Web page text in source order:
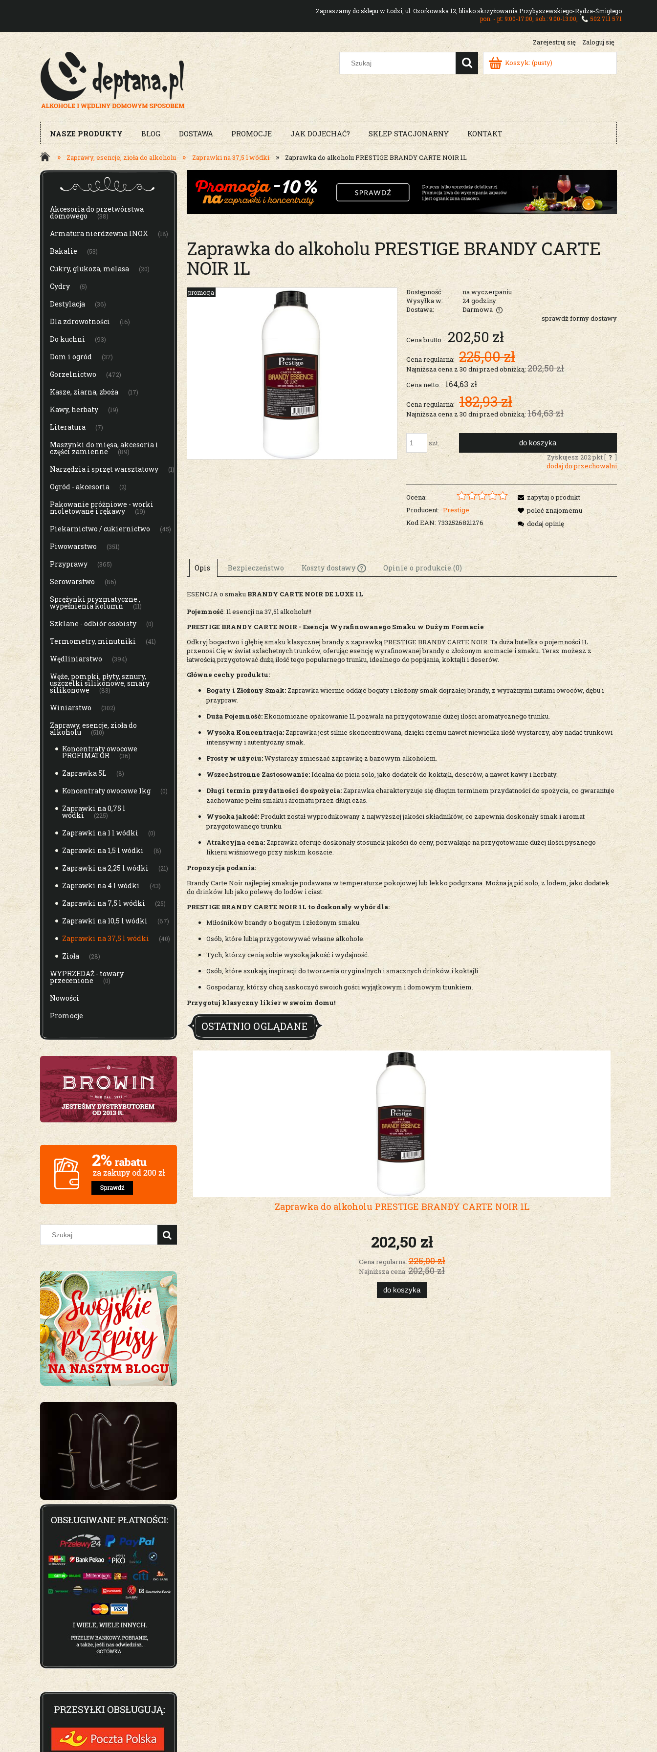
Zapraszamy do sklepu w Łodzi, ul. Ozorkowska 12, blisko skrzyżowania Przybyszewskiego-Rydza-Śmigłego
pon. - pt: 9:00-17:00, sob.: 9:00-13:00,
502 711 571
Zarejestruj się Zaloguj się
Koszyk: (pusty)
NASZE PRODUKTY BLOG DOSTAWA PROMOCJE JAK DOJECHAĆ? SKLEP STACJONARNY KONTAKT
» Zaprawy, esencje, zioła do alkoholu » Zaprawki na 37,5 l wódki » Zaprawka do alkoholu PRESTIGE BRANDY CARTE NOIR 1L
MENU
Akcesoria do przetwórstwa
domowego (38)
Armatura nierdzewna INOX (18)
Bakalie (53)
Cukry, glukoza, melasa (20)
Cydry (5)
Destylacja (36)
Dla zdrowotności (16)
Do kuchni (93)
Dom i ogród (37)
Gorzelnictwo (472)
Kasze, ziarna, zboża (17)
Kawy, herbaty (19)
Literatura (7)
Maszynki do mięsa, akcesoria i
części zamienne (89)
Narzędzia i sprzęt warsztatowy (1)
Ogród - akcesoria (2)
Pakowanie próżniowe - worki
moletowane i rękawy (19)
Piekarnictwo / cukiernictwo (45)
Piwowarstwo (351)
Przyprawy (365)
Serowarstwo (86)
Sprężynki pryzmatyczne ,
wypełnienia kolumn (11)
Szklane - odbiór osobisty (0)
Termometry, minutniki (41)
Wędliniarstwo (394)
Węże, pompki, płyty, sznury,
uszczelki silikonowe, smary
silikonowe (83)
Winiarstwo (302)
Zaprawy, esencje, zioła do
alkoholu (510)
Koncentraty owocowe
PROFIMATOR (36)
Zaprawka 5L (8)
Koncentraty owocowe 1kg (0)
Zaprawki na 0,75 l
wódki (225)
Zaprawki na 1 l wódki (0)
Zaprawki na 1,5 l wódki (8)
Zaprawki na 2,25 l wódki (21)
Zaprawki na 4 l wódki (43)
Zaprawki na 7,5 l wódki (25)
Zaprawki na 10,5 l wódki (67)
Zaprawki na 37,5 l wódki (40)
Zioła (28)
WYPRZEDAŻ - towary
przecenione (0)
Nowości
Promocje
Zaprawka do alkoholu PRESTIGE BRANDY CARTE
NOIR 1L
promocja Dostępność:
na wyczerpaniu
Wysyłka w:
24 godziny
Dostawa:
Darmowa
Cena nie zawiera ewentualnych
kosztów płatności
sprawdź formy dostawy
Cena brutto: 202,50 zł
Cena regularna: 225,00 zł
Najniższa cena z 30 dni przed obniżką:202,50 zł
Cena netto: 164,63 zł
Cena regularna: 182,93 zł
Najniższa cena z 30 dni przed obniżką:164,63 zł
szt. do koszyka
Zyskujesz 202pkt [ ? ]
dodaj do przechowalni
Ocena:
Producent: Prestige
Kod EAN: 7332526821276
zapytaj o produkt
poleć znajomemu
dodaj opinię
Opis Bezpieczeństwo Koszty dostawy
Cena nie zawiera
ewentualnych kosztów
płatności
Opinie o produkcie (0)
ESENCJA o smaku BRANDY CARTE NOIR DE LUXE 1L
Pojemność: 1l esencji na 37,5l alkoholu!!!
PRESTIGE BRANDY CARTE NOIR - Esencja Wyrafinowanego Smaku w Dużym Formacie
Odkryj bogactwo i głębię smaku klasycznej brandy z zaprawką PRESTIGE BRANDY CARTE NOIR. Ta duża butelka o pojemności 1L
przenosi Cię w świat szlachetnych trunków, oferując esencję wyrafinowanej brandy o złożonym aromacie i smaku. Teraz możesz z
łatwością przygotować dużą ilość tego popularnego trunku, idealnego do popijania, koktajli i deserów.
Główne cechy produktu:
Bogaty i Złożony Smak: Zaprawka wiernie oddaje bogaty i złożony smak dojrzałej brandy, z wyraźnymi nutami owoców, dębu i
przypraw.
Duża Pojemność:Ekonomiczne opakowanie 1L pozwala na przygotowanie dużej ilości aromatycznego trunku.
Wysoka Koncentracja:Zaprawka jest silnie skoncentrowana, dzięki czemu nawet niewielka ilość wystarczy, aby nadać trunkowi
intensywny i autentyczny smak.
Prosty w użyciu:Wystarczy zmieszać zaprawkę z bazowym alkoholem.
Wszechstronne Zastosowanie:Idealna do picia solo, jako dodatek do koktajli, deserów, a nawet kawy i herbaty.
Długi termin przydatności do spożycia: Zaprawka charakteryzuje się długim terminem przydatności do spożycia, co gwarantuje
zachowanie pełni smaku i aromatu przez długi czas.
Wysoka jakość:Produkt został wyprodukowany z najwyższej jakości składników, co zapewnia doskonały smak i aromat
przygotowanego trunku.
Atrakcyjna cena: Zaprawka oferuje doskonały stosunek jakości do ceny, pozwalając na przygotowanie dużej ilości pysznego
likieru wiśniowego przy niskim koszcie.
Propozycja podania:
Brandy Carte Noir najlepiej smakuje podawana w temperaturze pokojowej lub lekko podgrzana. Można ją pić solo, z lodem, jako dodatek
do drinków lub jako polewę do lodów i ciast.
PRESTIGE BRANDY CARTE NOIR 1L to doskonały wybór dla:
Miłośników brandy o bogatym i złożonym smaku.
Osób, które lubią przygotowywać własne alkohole.
Tych, którzy cenią sobie wysoką jakość i wydajność.
Osób, które szukają inspiracji do tworzenia oryginalnych i smacznych drinków i koktajli.
Gospodarzy, którzy chcą zaskoczyć swoich gości wyjątkowym i domowym trunkiem.
Przygotuj klasyczny likier w swoim domu!
OSTATNIO OGLĄDANE
Zaprawka do alkoholu PRESTIGE BRANDY CARTE NOIR 1L
202,50 zł
Cena regularna:225,00 zł
Najniższa cena: 202,50 zł
do koszyka